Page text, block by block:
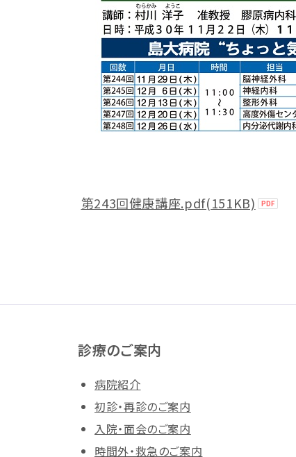
第243回健康講座.pdf(151KB)
診療のご案内
病院紹介
初診・再診のご案内
入院・面会のご案内
時間外・救急のご案内